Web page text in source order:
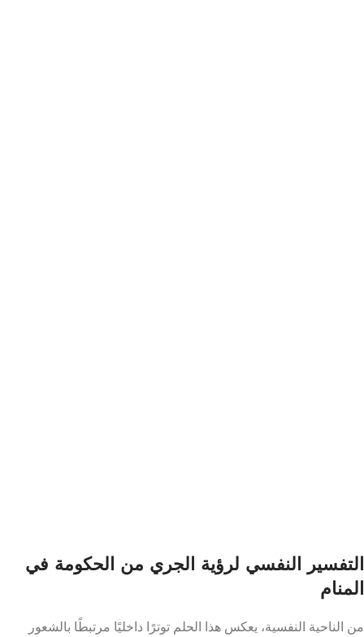
التفسير النفسي لرؤية الجري من الحكومة في
المنام
من الناحية النفسية، يعكس هذا الحلم توترًا داخليًا مرتبطًا بالشعور